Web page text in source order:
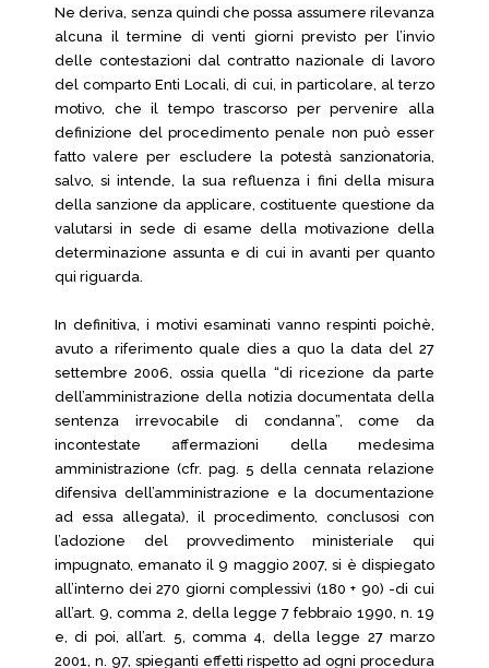
Ne deriva, senza quindi che possa assumere rilevanza
alcuna il termine di venti giorni previsto per l’invio
delle contestazioni dal contratto nazionale di lavoro
del comparto Enti Locali, di cui, in particolare, al terzo
motivo, che il tempo trascorso per pervenire alla
definizione del procedimento penale non può esser
fatto valere per escludere la potestà sanzionatoria,
salvo, si intende, la sua refluenza i fini della misura
della sanzione da applicare, costituente questione da
valutarsi in sede di esame della motivazione della
determinazione assunta e di cui in avanti per quanto
qui riguarda.
In definitiva, i motivi esaminati vanno respinti poichè,
avuto a riferimento quale dies a quo la data del 27
settembre 2006, ossia quella “di ricezione da parte
dell’amministrazione della notizia documentata della
sentenza irrevocabile di condanna”, come da
incontestate affermazioni della medesima
amministrazione (cfr. pag. 5 della cennata relazione
difensiva dell’amministrazione e la documentazione
ad essa allegata), il procedimento, conclusosi con
l’adozione del provvedimento ministeriale qui
impugnato, emanato il 9 maggio 2007, si è dispiegato
all’interno dei 270 giorni complessivi (180 + 90) -di cui
all’art. 9, comma 2, della legge 7 febbraio 1990, n. 19
e, di poi, all’art. 5, comma 4, della legge 27 marzo
2001, n. 97, spieganti effetti rispetto ad ogni procedura